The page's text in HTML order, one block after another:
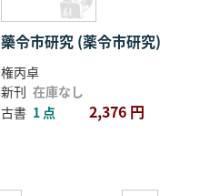
藥令市研究 (薬令市研究)
権丙卓
新刊 在庫なし
古書 1 点 2,376 円